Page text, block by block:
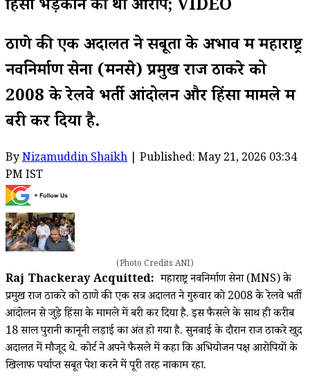
हिंसा भड़काने का था आरोप; VIDEO
ठाणे की एक अदालत ने सबूतों के अभाव में महाराष्ट्र
नवनिर्माण सेना (मनसे) प्रमुख राज ठाकरे को
2008 के रेलवे भर्ती आंदोलन और हिंसा मामले में
बरी कर दिया है.
ByNizamuddin Shaikh | Published: May 21, 2026 03:34
PM IST
(Photo Credits ANI)
Raj Thackeray Acquitted: महाराष्ट्र नवनिर्माण सेना (MNS) के
प्रमुख राज ठाकरे को ठाणे की एक सत्र अदालत ने गुरुवार को 2008 के रेलवे भर्ती
आंदोलन से जुड़े हिंसा के मामले में बरी कर दिया है. इस फैसले के साथ ही करीब
18 साल पुरानी कानूनी लड़ाई का अंत हो गया है. सुनवाई के दौरान राज ठाकरे खुद
अदालत में मौजूद थे. कोर्ट ने अपने फैसले में कहा कि अभियोजन पक्ष आरोपियों के
खिलाफ पर्याप्त सबूत पेश करने में पूरी तरह नाकाम रहा.